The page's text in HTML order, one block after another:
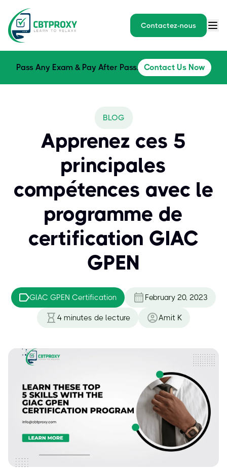
Contactez-nous
Pass Any Exam & Pay After Pass. Contact Us Now
BLOG
Apprenez ces 5
principales
compétences avec le
programme de
certification GIAC
GPEN
GIAC GPEN Certification February 20, 2023
4 minutes de lecture Amit K